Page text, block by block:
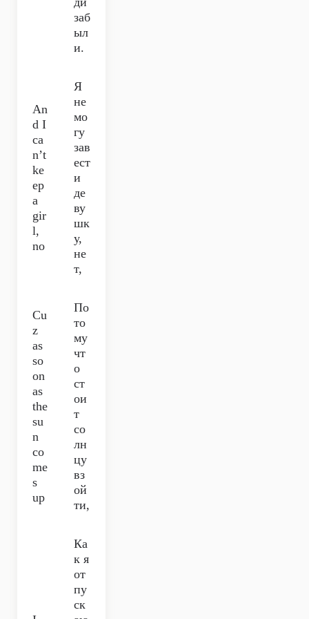
заб
ыл
и.
An
d I
ca
n’t
ke
ep
a
gir
l,
no
Я
не
мо
гу
зав
ест
и
де
ву
шк
у,
не
т,
Cu
z
as
so
on
as
the
su
n
co
me
s
up
По
то
му
чт
о
ст
ои
т
со
лн
цу
вз
ой
ти,
Ка
к я
от
пу
ск